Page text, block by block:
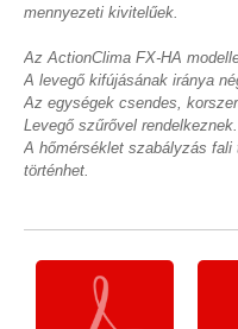
mennyezeti kivitelűek.
Az ActionClima FX-HA
A levegő kifújásának iránya
Az egységek csendes,
Levegő szűrővel rendelkeznek.
A hőmérséklet szabályzás
történhet.